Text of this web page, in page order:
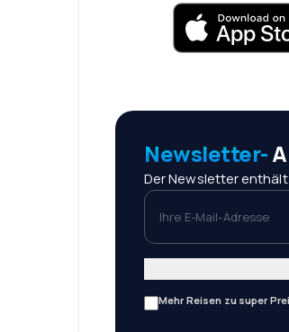
Newsletter-
Der Newsletter
Ihre E-Mail-Adresse
Mehr Reisen zu super